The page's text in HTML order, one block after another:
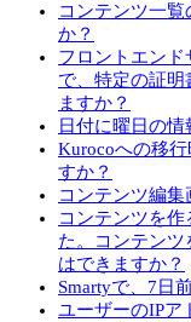
コンテンツ一
か？
フロントエンド
で、特定の証
ますか？
日付に曜日の
Kurocoへの移
すか？
コンテンツ編集
コンテンツを
た。コンテンツ
はできますか？
Smartyで、7日
ユーザーのIPア